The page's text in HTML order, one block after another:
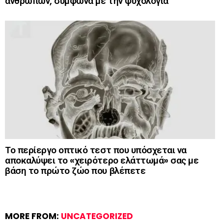
Το περίεργο οπτικό τεστ που υπόσχεται να
αποκαλύψει το «χειρότερο ελάττωμά» σας με
βάση το πρώτο ζώο που βλέπετε
MORE FROM: UNCATEGORIZED